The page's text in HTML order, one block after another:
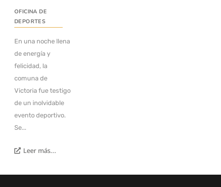
OFICINA DE
DEPORTES
En una noche llena
de energía y
felicidad, la
comuna de
Victoria fue testigo
de un inolvidable
evento deportivo.
Se...
Leer más...